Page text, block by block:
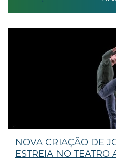
NOVA CRIAÇÃO DE
ESTREIA NO TEATRO